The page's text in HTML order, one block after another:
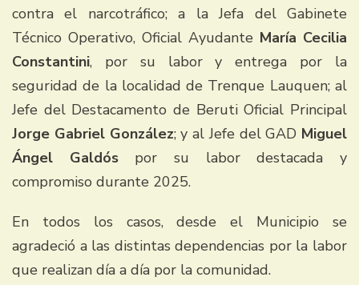
contra el narcotráfico; a la Jefa del Gabinete
Técnico Operativo, Oficial Ayudante María Cecilia
Constantini, por su labor y entrega por la
seguridad de la localidad de Trenque Lauquen; al
Jefe del Destacamento de Beruti Oficial Principal
Jorge Gabriel González; y al Jefe del GAD Miguel
Ángel Galdóspor su labor destacada y
compromiso durante 2025.
En todos los casos, desde el Municipio se
agradeció a las distintas dependencias por la labor
que realizan día a día por la comunidad.